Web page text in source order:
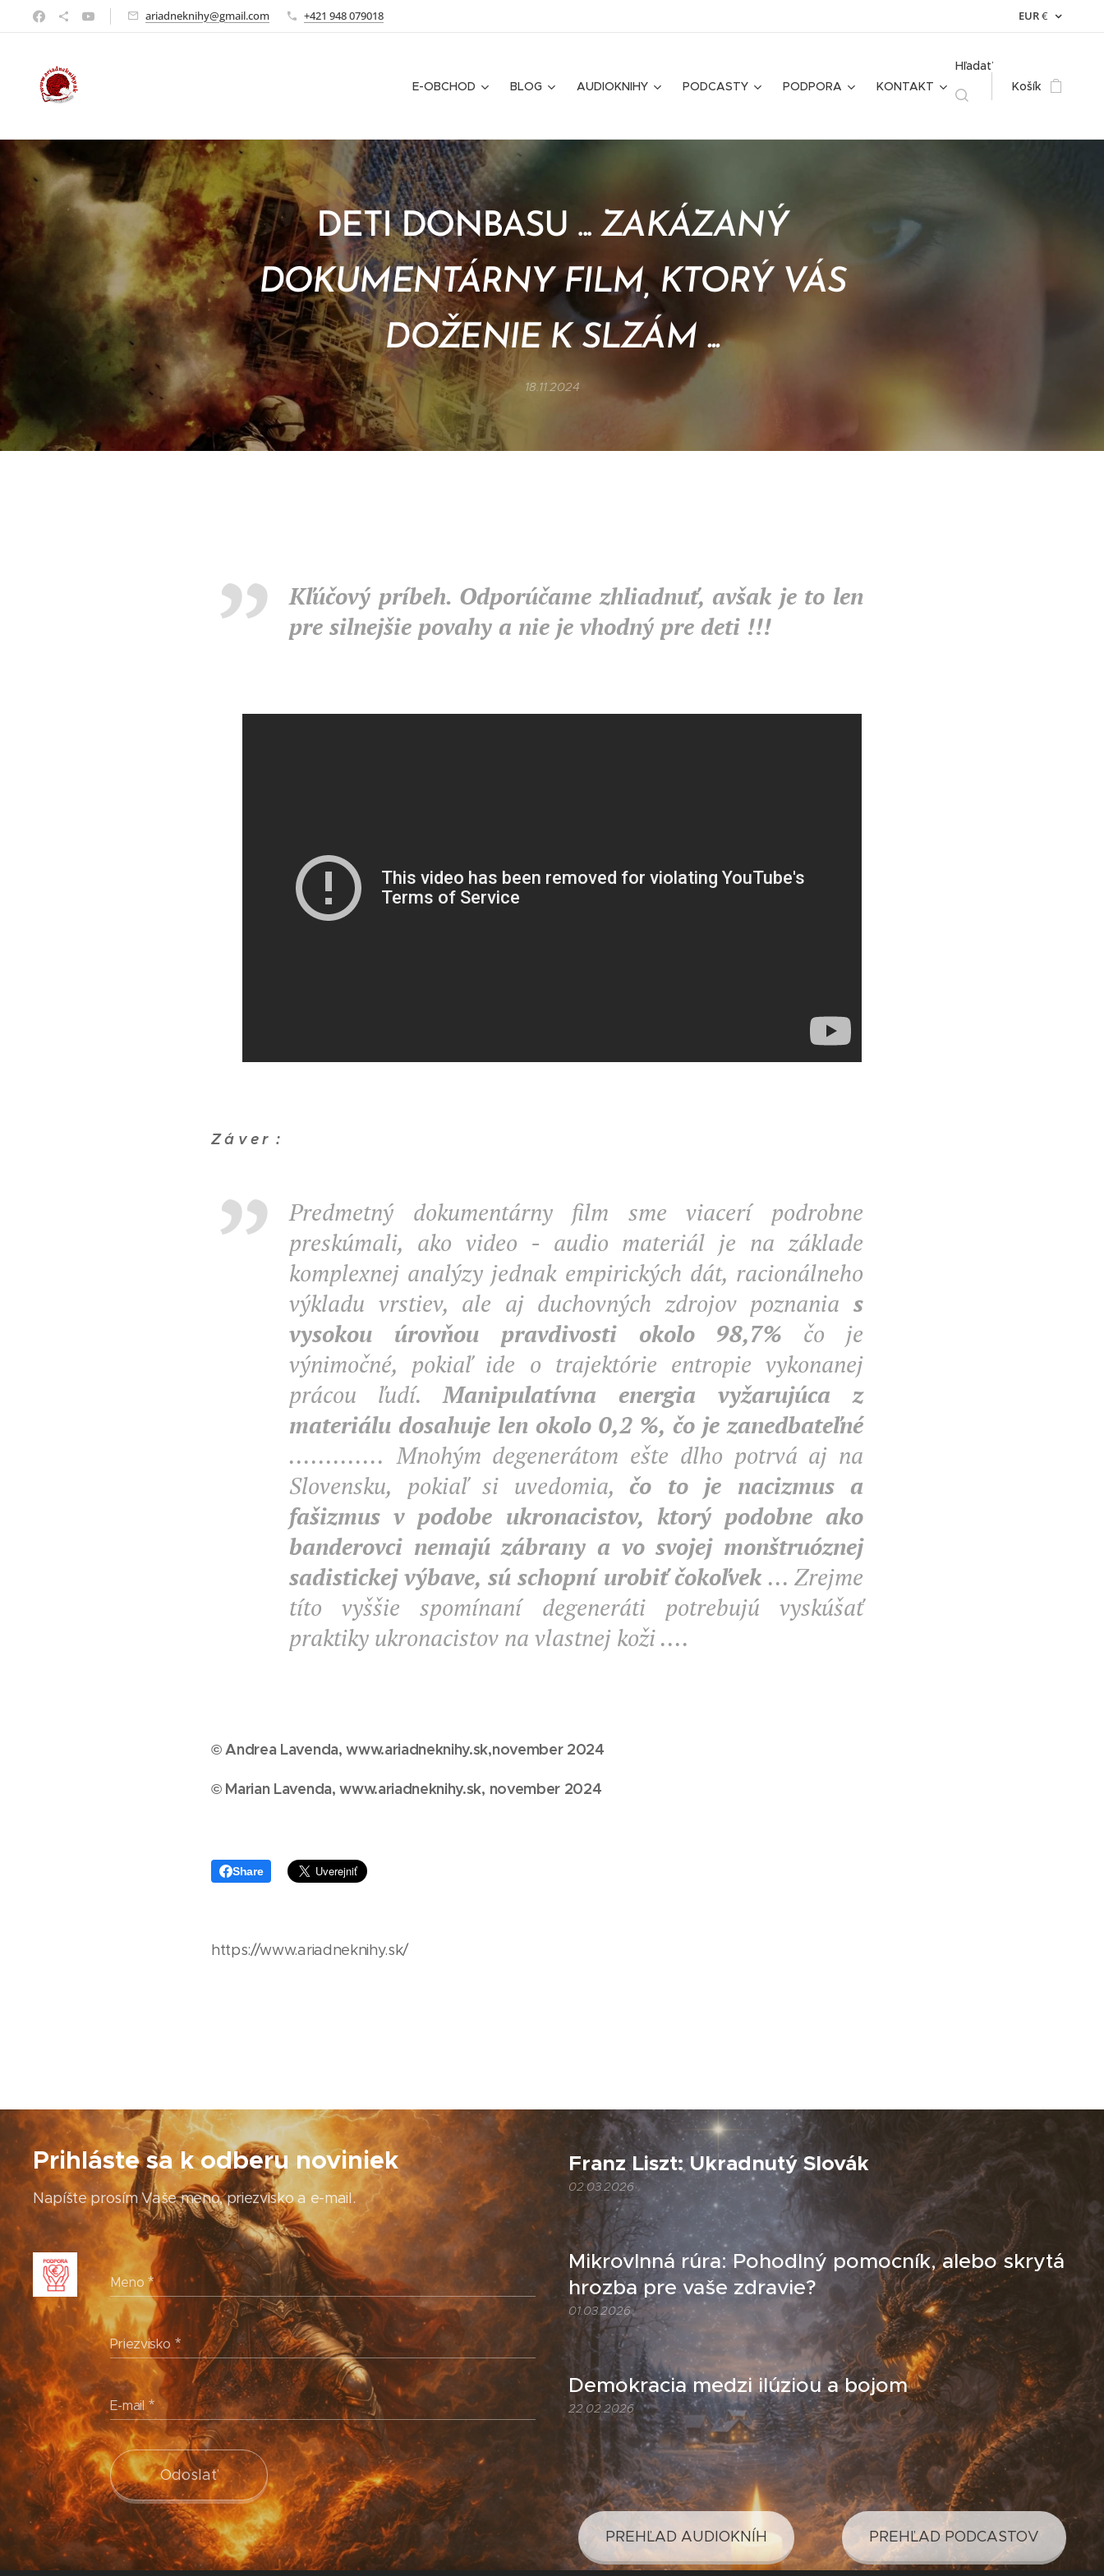
ariadneknihy@gmail.com +421 948 079018 EUR€
E-OBCHOD BLOG AUDIOKNIHY PODCASTY PODPORA KONTAKT
Hľadať
Košík
DETI DONBASU ... ZAKÁZANÝ
DOKUMENTÁRNY FILM, KTORÝ VÁS
DOŽENIE K SLZÁM ...
18.11.2024
Kľúčový príbeh. Odporúčame zhliadnuť, avšak je to len
pre silnejšie povahy a nie je vhodný pre deti !!!
Z á v e r :
Predmetný dokumentárny film sme viacerí podrobne
preskúmali, ako video - audio materiál je na základe
komplexnej analýzy jednak empirických dát, racionálneho
výkladu vrstiev, ale aj duchovných zdrojov poznania s
vysokou úrovňou pravdivosti okolo 98,7% čo je
výnimočné, pokiaľ ide o trajektórie entropie vykonanej
prácou ľudí.Manipulatívna energia vyžarujúca z
materiálu dosahuje len okolo 0,2 %, čo je zanedbateľné
............. Mnohým degenerátom ešte dlho potrvá aj na
Slovensku, pokiaľ si uvedomia, čo to je nacizmus a
fašizmus v podobe ukronacistov, ktorý podobne ako
banderovci nemajú zábrany a vo svojej monštruóznej
sadistickej výbave, sú schopní urobiť čokoľvek ... Zrejme
títo vyššie spomínaní degeneráti potrebujú vyskúšať
praktiky ukronacistov na vlastnej koži ....
© Andrea Lavenda, www.ariadneknihy.sk,november 2024
© Marian Lavenda, www.ariadneknihy.sk, november 2024
Share
https://www.ariadneknihy.sk/
Prihláste sa k odberu noviniek
Napíšte prosím Vaše meno, priezvisko a e-mail.
Meno
Priezvisko
E-mail
Odoslať
Franz Liszt: Ukradnutý Slovák
02.03.2026
Mikrovlnná rúra: Pohodlný pomocník, alebo skrytá
hrozba pre vaše zdravie?
01.03.2026
Demokracia medzi ilúziou a bojom
22.02.2026
PREHĽAD AUDIOKNÍH PREHĽAD PODCASTOV